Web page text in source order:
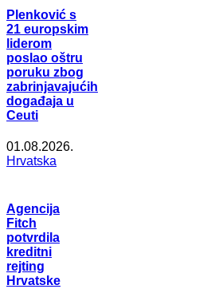
Plenković s
21 europskim
liderom
poslao oštru
poruku zbog
zabrinjavajućih
događaja u
Ceuti
01.08.2026.
Hrvatska
Agencija
Fitch
potvrdila
kreditni
rejting
Hrvatske